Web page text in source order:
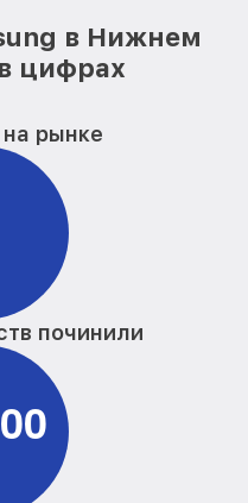
в Нижнем
цифрах
рынке
починили
00